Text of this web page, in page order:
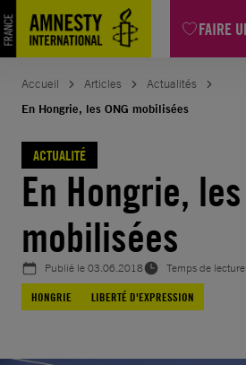
FAIRE
Aller
au
contenu
Accueil Articles
Actualités
En Hongrie, les ONG mobilisées
ACTUALITÉ
En Hongrie, les
mobilisées
Publié le03.06.2018
Temps de
HONGRIE
LIBERTÉ D'EXPRESSION